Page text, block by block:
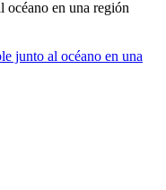
junto al océano en una